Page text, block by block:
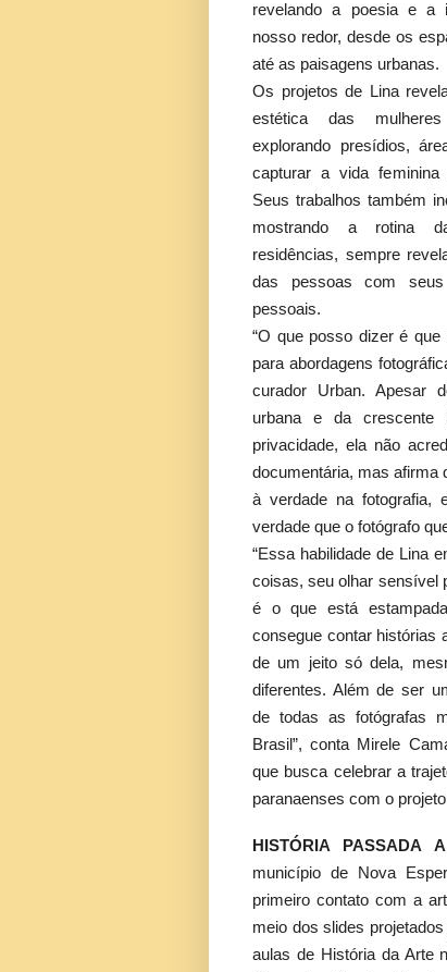
revelando a poesia e a
nosso redor, desde os
até as paisagens urbanas.
Os projetos de Lina
estética das
explorando presídios,
capturar a vida feminina
Seus trabalhos também
mostrando a rotina
residências, sempre
das pessoas com
pessoais.
“O que posso dizer é
para abordagens
curador Urban. Apesar
urbana e da crescente
privacidade, ela não
documentária, mas afirma
à verdade na fotografia,
verdade que o fotógrafo
“Essa habilidade de Lina
coisas, seu olhar sensível
é o que está
consegue contar histórias
de um jeito só dela,
diferentes. Além de ser
de todas as fotógrafas
Brasil”, conta Mirele
que busca celebrar a
paranaenses com o
HISTÓRIA PASSADA
município de Nova
primeiro contato com a
meio dos slides
aulas de História da Arte